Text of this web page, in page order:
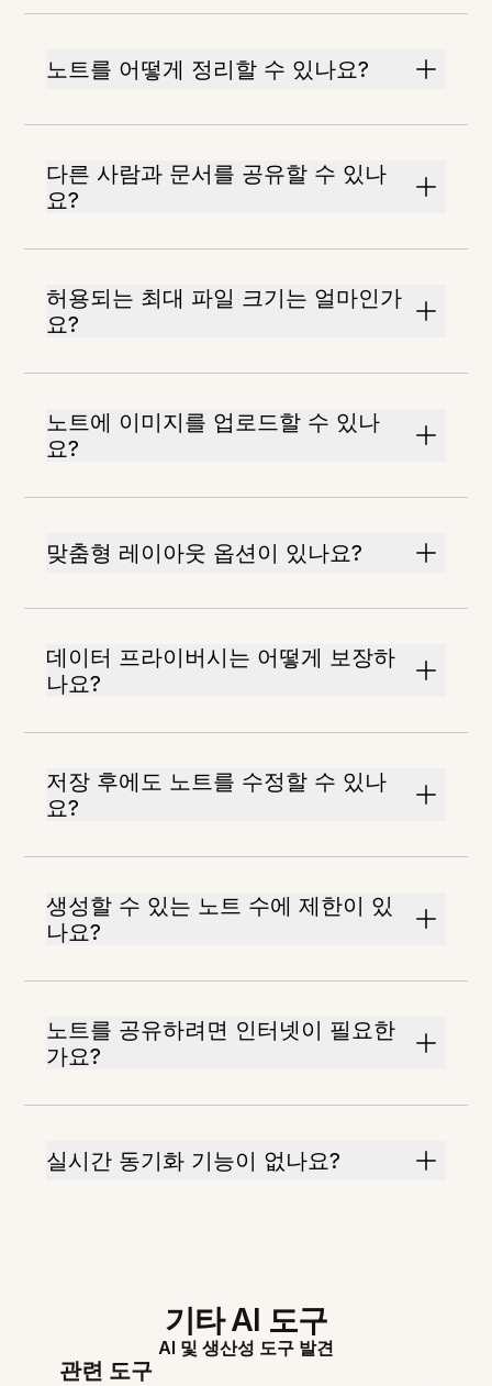
노트를 어떻게 정리할 수 있나요?
다른 사람과 문서를 공유할 수 있나
요?
허용되는 최대 파일 크기는 얼마인가
요?
노트에 이미지를 업로드할 수 있나
요?
맞춤형 레이아웃 옵션이 있나요?
데이터 프라이버시는 어떻게 보장하
나요?
저장 후에도 노트를 수정할 수 있나
요?
생성할 수 있는 노트 수에 제한이 있
나요?
노트를 공유하려면 인터넷이 필요한
가요?
실시간 동기화 기능이 없나요?
기타 AI 도구
AI 및 생산성 도구 발견
관련 도구